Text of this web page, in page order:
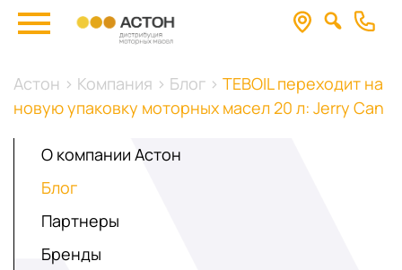
Астон > Компания > Блог > TEBOIL переходит на
новую упаковку моторных масел 20 л: Jerry Can
О компании Астон
Блог
Партнеры
Бренды